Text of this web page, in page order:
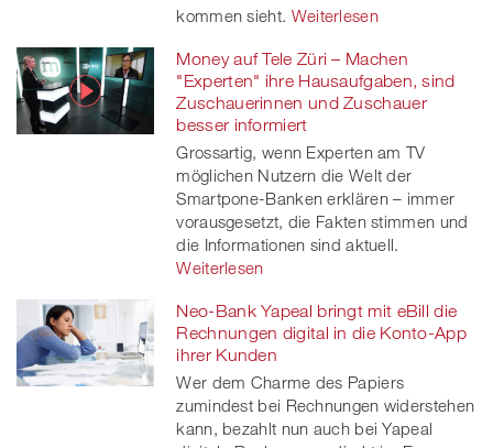
kommen sieht. Weiterlesen
Money auf Tele Züri – Machen
"Experten" ihre Hausaufgaben, sind
Zuschauerinnen und Zuschauer
besser informiert
Grossartig, wenn Experten am TV
möglichen Nutzern die Welt der
Smartpone-Banken erklären – immer
vorausgesetzt, die Fakten stimmen und
die Informationen sind aktuell.
Weiterlesen
Neo-Bank Yapeal bringt mit eBill die
Rechnungen digital in die Konto-App
ihrer Kunden
Wer dem Charme des Papiers
zumindest bei Rechnungen widerstehen
kann, bezahlt nun auch bei Yapeal